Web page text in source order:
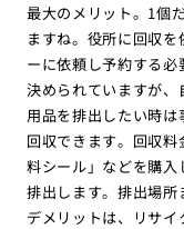
最大のメリット。1個
ますね。役所に回収
ーに依頼し予約する
決められていますが
用品を排出したい時
回収できます。回収
料シール」などを購
排出します。排出場所
デメリットは、リサ